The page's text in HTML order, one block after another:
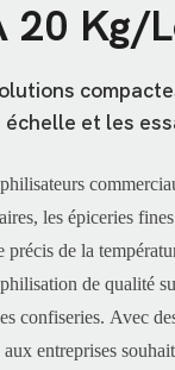
20 Kg/
et les
les épiceries
précis de la
de qualité
confiseries. Avec
aux entreprises